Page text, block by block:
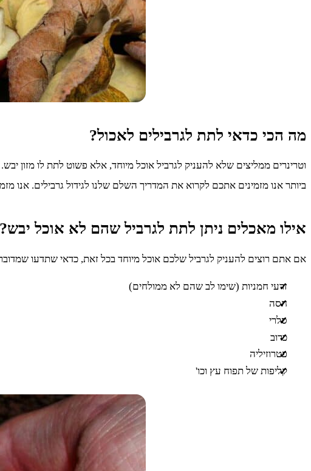
מה הכי כדאי לתת לגרבילים לאכול?
וטרינרים ממליצים שלא להעניק לגרביל אוכל מיוחד, אלא פשוט לתת לו מזון
ביותר אנו מזמינים אתכם לקרוא את המדריך השלם שלנו לגידול גרבילים. אנו
אילו מאכלים ניתן לתת לגרביל שהם לא אוכל יבש?
אם אתם רוצים להעניק לגרביל שלכם אוכל מיוחד בכל זאת, כדאי שתדעו
זרעי חמניות (שימו לב שהם לא ממולחים)
חסה
סלרי
כרוב
פטרוזיליה
קליפות של תפוח עץ וכו'